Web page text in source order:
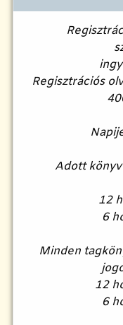
Regisztrációs
Adott
12
6
Minden
12
6